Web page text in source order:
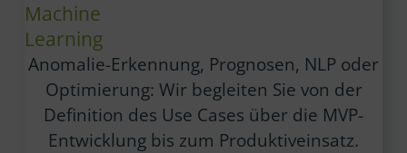
Machine
Learning
Anomalie-Erkennung, Prognosen, NLP oder
Optimierung: Wir begleiten Sie von der
Definition des Use Cases über die MVP-
Entwicklung bis zum Produktiveinsatz.